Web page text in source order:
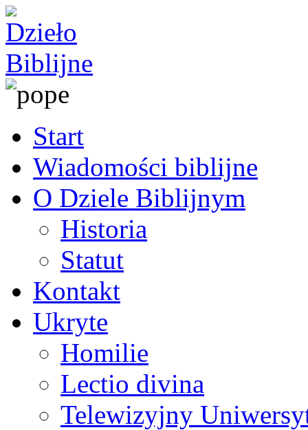
Start
Wiadomości biblijne
O Dziele Biblijnym
Historia
Statut
Kontakt
Ukryte
Homilie
Lectio divina
Telewizyjny